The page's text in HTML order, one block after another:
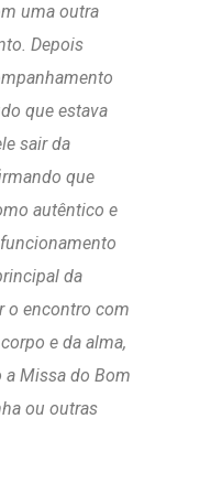
uma outra
Depois
que estava
sair da
que
autêntico e
da
o encontro com
e da alma,
Missa do Bom
ou outras